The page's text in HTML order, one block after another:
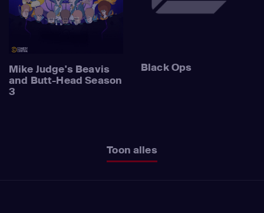
Mike Judge's Beavis
and Butt-Head Season
3
Black Ops
Toon alles